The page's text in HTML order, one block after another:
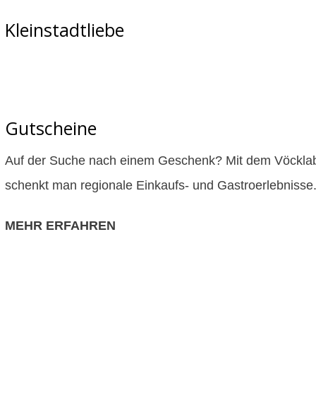
Kleinstadtliebe
Gutscheine
Auf der Suche nach einem Geschenk? Mit dem
schenkt man regionale Einkaufs- und Gastroerlebnisse.
MEHR ERFAHREN